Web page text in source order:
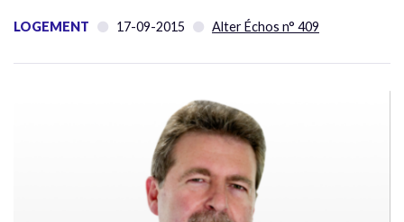
LOGEMENT 17-09-2015 Alter Échos n° 409